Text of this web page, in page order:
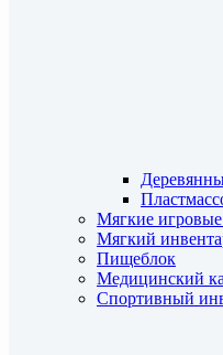
Мягкие
Мягкий
Пищеблок
Медицинский
Спортивный